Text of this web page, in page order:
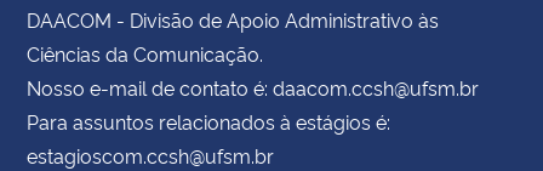
DAACOM - Divisão de Apoio Administrativo às
Ciências da Comunicação.
Nosso e-mail de contato é: daacom.ccsh@ufsm.br
Para assuntos relacionados à estágios é:
estagioscom.ccsh@ufsm.br